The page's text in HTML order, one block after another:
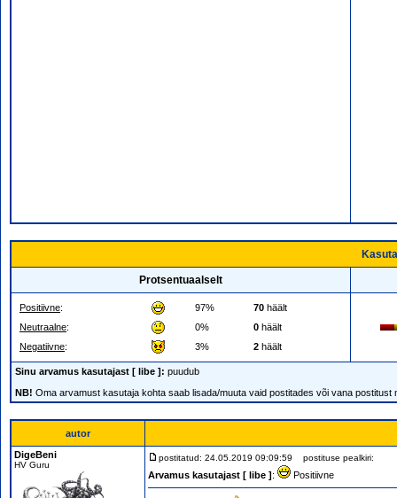
Protsentuaalselt
Positiivne: 97% 70 häält
Neutraalne: 0% 0 häält
Negatiivne: 3% 2 häält
Sinu arvamus kasutajast [ libe ]: puudub
NB! Oma arvamust kasutaja kohta saab lisada/muuta vaid postitades või vana postitust
autor
DigeBeni
HV Guru
postitatud: 24.05.2019 09:09:59 postituse pealkiri:
Arvamus kasutajast [ libe ]: Positiivne